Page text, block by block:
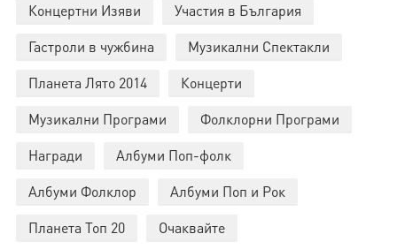
Концертни Изяви
Участия в България
Гастроли в чужбина
Музикални Спектакли
Планета Лято 2014
Концерти
Музикални Програми
Фолклорни Програми
Награди
Албуми Поп-фолк
Албуми Фолклор
Албуми Поп и Рок
Планета Топ 20
Очаквайте